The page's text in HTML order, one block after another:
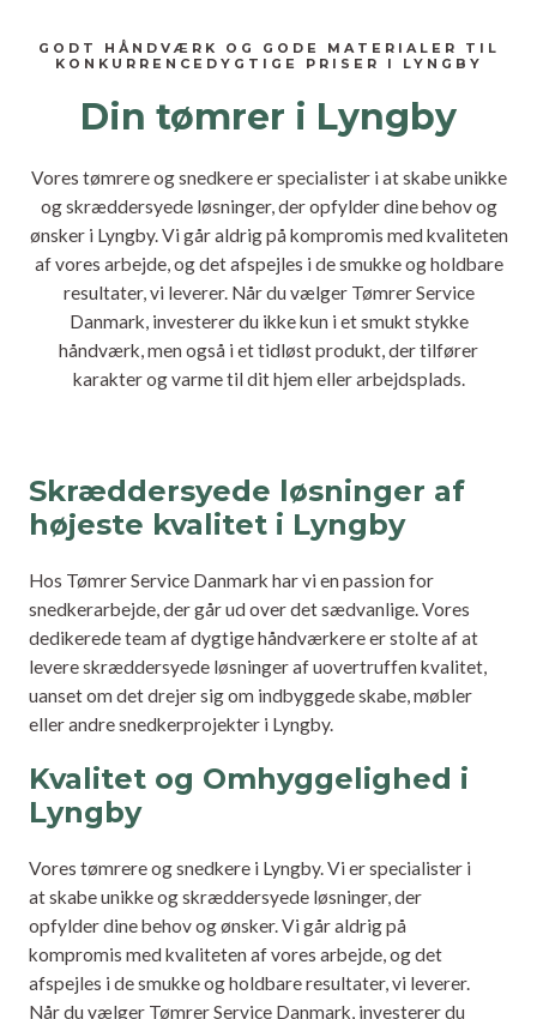
GODT HÅNDVÆRK OG GODE MATERIALER TIL
KONKURRENCEDYGTIGE PRISER I LYNGBY
Din tømrer i Lyngby
Vores tømrere og snedkere er specialister i at skabe unikke
og skræddersyede løsninger, der opfylder dine behov og
ønsker i Lyngby. Vi går aldrig på kompromis med kvaliteten
af vores arbejde, og det afspejles i de smukke og holdbare
resultater, vi leverer. Når du vælger Tømrer Service
Danmark, investerer du ikke kun i et smukt stykke
håndværk, men også i et tidløst produkt, der tilfører
karakter og varme til dit hjem eller arbejdsplads.
Skræddersyede løsninger af
højeste kvalitet i Lyngby
Hos Tømrer Service Danmark har vi en passion for
snedkerarbejde, der går ud over det sædvanlige. Vores
dedikerede team af dygtige håndværkere er stolte af at
levere skræddersyede løsninger af uovertruffen kvalitet,
uanset om det drejer sig om indbyggede skabe, møbler
eller andre snedkerprojekter i Lyngby.
Kvalitet og Omhyggelighed i
Lyngby
Vores tømrere og snedkere i Lyngby. Vi er specialister i
at skabe unikke og skræddersyede løsninger, der
opfylder dine behov og ønsker. Vi går aldrig på
kompromis med kvaliteten af vores arbejde, og det
afspejles i de smukke og holdbare resultater, vi leverer.
Når du vælger Tømrer Service Danmark, investerer du